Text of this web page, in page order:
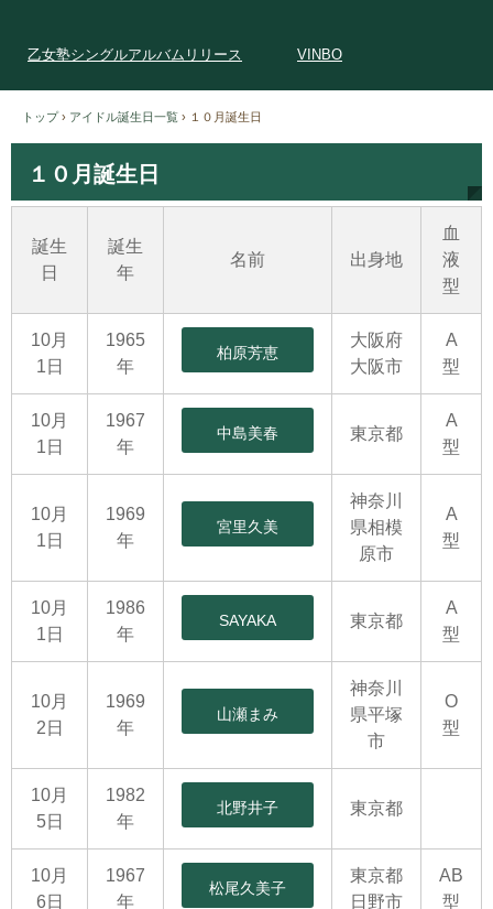
乙女塾シングルアルバムリリース VINBO
トップ › アイドル誕生日一覧 › １０月誕生日
１０月誕生日
誕生
日
誕生
年
名前 出身地
血
液
型
10月
1日
1965
年
柏原芳恵
大阪府
大阪市
A
型
10月
1日
1967
年
中島美春 東京都
A
型
10月
1日
1969
年
宮里久美
神奈川
県相模
原市
A
型
10月
1日
1986
年
SAYAKA 東京都
A
型
10月
2日
1969
年
山瀬まみ
神奈川
県平塚
市
O
型
10月
5日
1982
年
北野井子 東京都
10月
6日
1967
年
松尾久美子
東京都
日野市
AB
型